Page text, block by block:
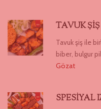
TAVUK ŞİŞ
Tavuk şiş ile
biber, bulgur
Gözat
SPESİYAL